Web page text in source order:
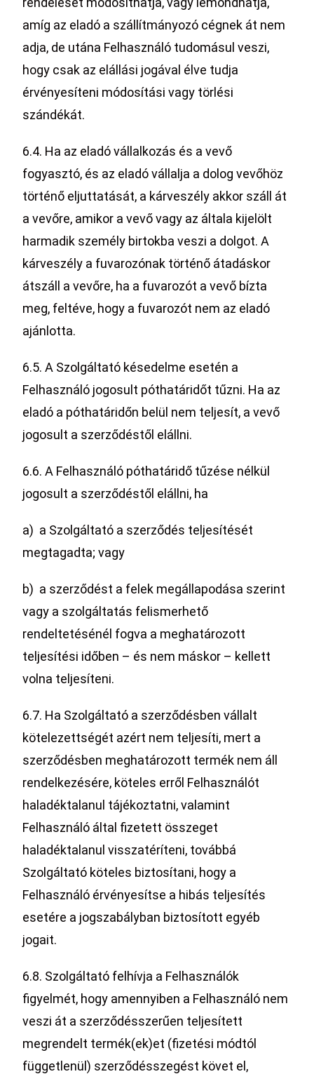
amíg az eladó a szállítmányozó cégnek át nem
adja, de utána Felhasználó tudomásul veszi,
hogy csak az elállási jogával élve tudja
érvényesíteni módosítási vagy törlési
szándékát.
6.4. Ha az eladó vállalkozás és a vevő
fogyasztó, és az eladó vállalja a dolog vevőhöz
történő eljuttatását, a kárveszély akkor száll át
a vevőre, amikor a vevő vagy az általa kijelölt
harmadik személy birtokba veszi a dolgot. A
kárveszély a fuvarozónak történő átadáskor
átszáll a vevőre, ha a fuvarozót a vevő bízta
meg, feltéve, hogy a fuvarozót nem az eladó
ajánlotta.
6.5. A Szolgáltató késedelme esetén a
Felhasználó jogosult póthatáridőt tűzni. Ha az
eladó a póthatáridőn belül nem teljesít, a vevő
jogosult a szerződéstől elállni.
6.6. A Felhasználó póthatáridő tűzése nélkül
jogosult a szerződéstől elállni, ha
a) a Szolgáltató a szerződés teljesítését
megtagadta; vagy
b) a szerződést a felek megállapodása szerint
vagy a szolgáltatás felismerhető
rendeltetésénél fogva a meghatározott
teljesítési időben – és nem máskor – kellett
volna teljesíteni.
6.7. Ha Szolgáltató a szerződésben vállalt
kötelezettségét azért nem teljesíti, mert a
szerződésben meghatározott termék nem áll
rendelkezésére, köteles erről Felhasználót
haladéktalanul tájékoztatni, valamint
Felhasználó által fizetett összeget
haladéktalanul visszatéríteni, továbbá
Szolgáltató köteles biztosítani, hogy a
Felhasználó érvényesítse a hibás teljesítés
esetére a jogszabályban biztosított egyéb
jogait.
6.8. Szolgáltató felhívja a Felhasználók
figyelmét, hogy amennyiben a Felhasználó nem
veszi át a szerződésszerűen teljesített
megrendelt termék(ek)et (fizetési módtól
függetlenül) szerződésszegést követ el,